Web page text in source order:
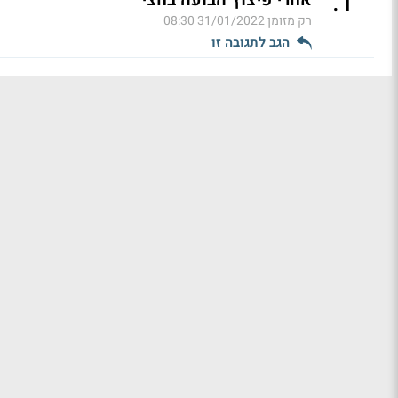
רק מזומן31/01/2022 08:30
הגב לתגובה זו